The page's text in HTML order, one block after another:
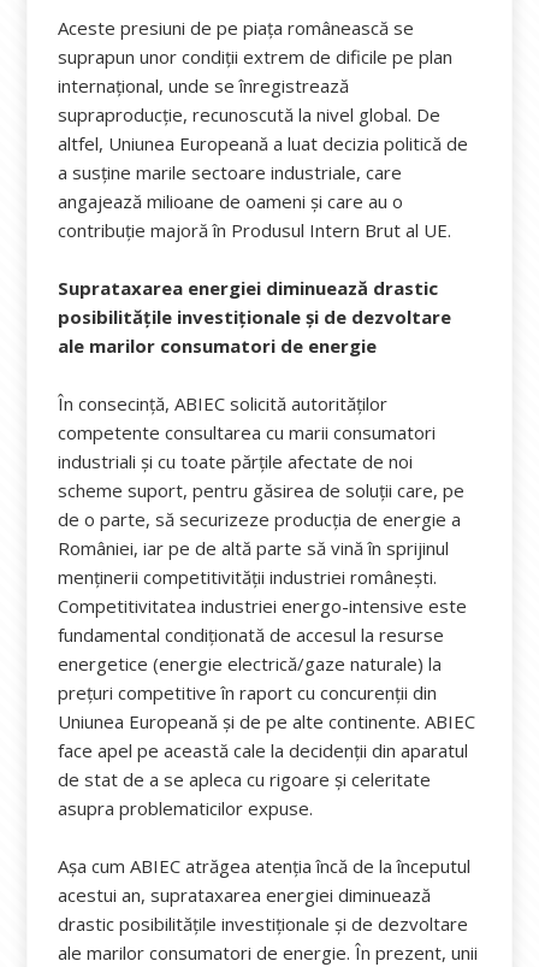
Aceste presiuni de pe piața românească se
suprapun unor condiții extrem de dificile pe plan
internațional, unde se înregistrează
supraproducție, recunoscută la nivel global. De
altfel, Uniunea Europeană a luat decizia politică de
a susține marile sectoare industriale, care
angajează milioane de oameni și care au o
contribuție majoră în Produsul Intern Brut al UE.
Suprataxarea energiei diminuează drastic
posibilitățile investiționale și de dezvoltare
ale marilor consumatori de energie
În consecință, ABIEC solicită autorităților
competente consultarea cu marii consumatori
industriali și cu toate părțile afectate de noi
scheme suport, pentru găsirea de soluții care, pe
de o parte, să securizeze producția de energie a
României, iar pe de altă parte să vină în sprijinul
menținerii competitivității industriei românești.
Competitivitatea industriei energo-intensive este
fundamental condiționată de accesul la resurse
energetice (energie electrică/gaze naturale) la
prețuri competitive în raport cu concurenții din
Uniunea Europeană și de pe alte continente. ABIEC
face apel pe această cale la decidenții din aparatul
de stat de a se apleca cu rigoare și celeritate
asupra problematicilor expuse.
Așa cum ABIEC atrăgea atenția încă de la începutul
acestui an, suprataxarea energiei diminuează
drastic posibilitățile investiționale și de dezvoltare
ale marilor consumatori de energie. În prezent, unii